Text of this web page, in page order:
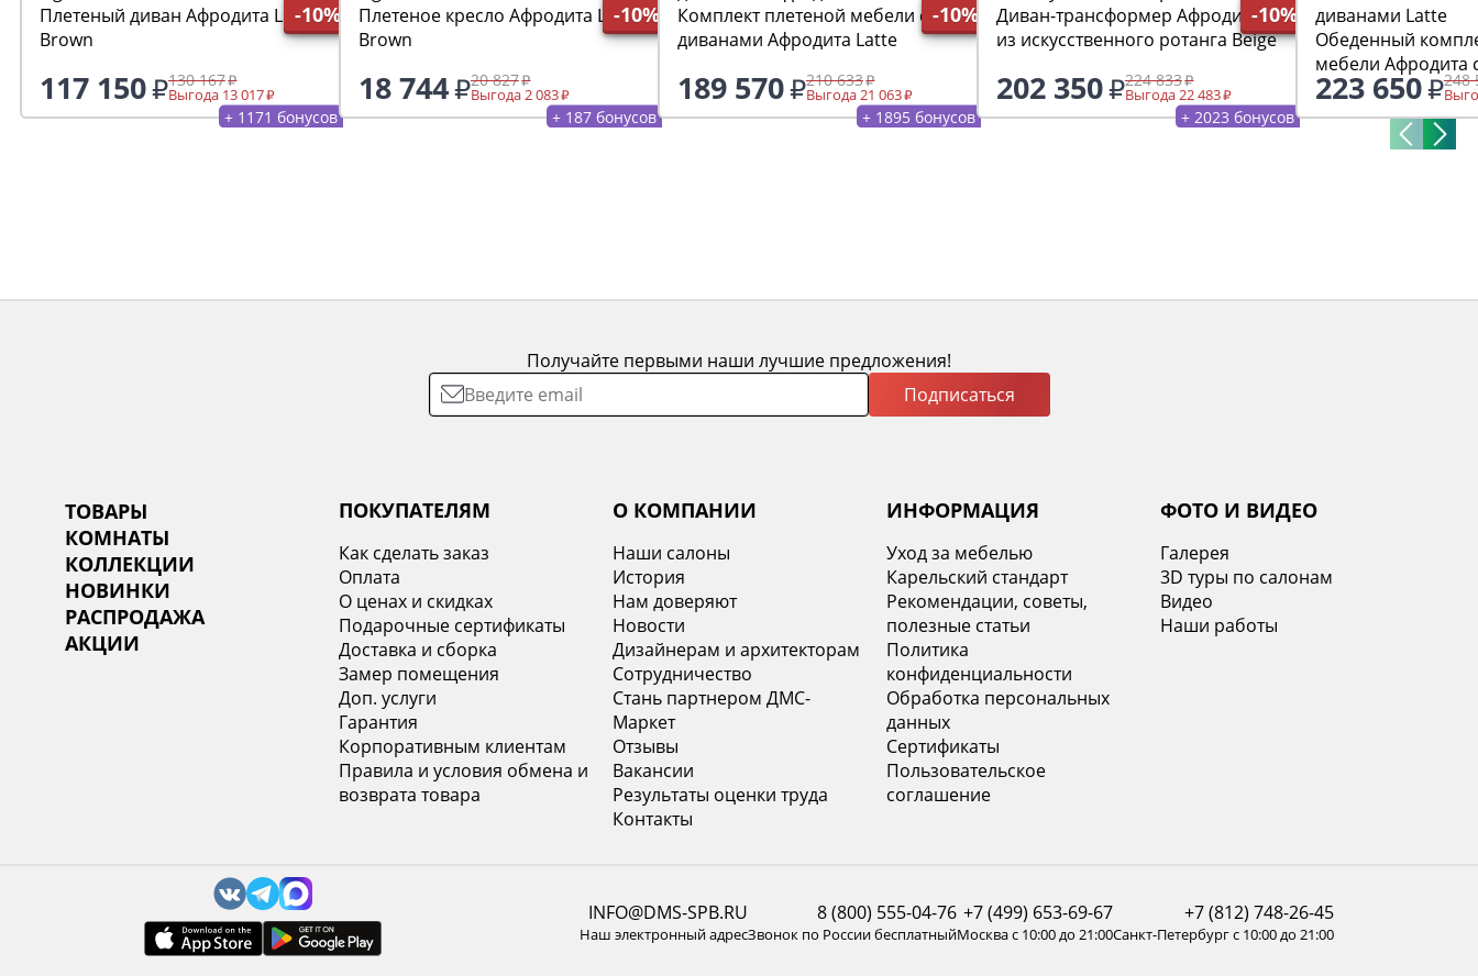
-10%
Плетеный диван Афродита Light
Brown
117 150 130 167
Выгода 13 017
+ 1171 бонусов
-10%
Плетеное кресло Афродита Light
Brown
18 744 20 827
Выгода 2 083
+ 187 бонусов
-10%
Комплект плетеной мебели с
диванами Афродита Latte
189 570 210 633
Выгода 21 063
+ 1895 бонусов
-10%
Диван-трансформер Афродита
из искусственного ротанга Beige
202 350 224 833
Выгода 22 483
+ 2023 бонусов
Обеденный
мебели Афродита с диванами
Latte
223 650 248
Получайте первыми наши лучшие предложения!
Подписаться
ТОВАРЫ
КОМНАТЫ
КОЛЛЕКЦИИ
НОВИНКИ
РАСПРОДАЖА
АКЦИИ
ПОКУПАТЕЛЯМ
Как сделать заказ
Оплата
О ценах и скидках
Подарочные сертификаты
Доставка и сборка
Замер помещения
Доп. услуги
Гарантия
Корпоративным клиентам
Правила и условия обмена и
возврата товара
О КОМПАНИИ
Наши салоны
История
Нам доверяют
Новости
Дизайнерам и архитекторам
Сотрудничество
Стань партнером ДМС-
Маркет
Отзывы
Вакансии
Результаты оценки труда
Контакты
ИНФОРМАЦИЯ
Уход за мебелью
Карельский стандарт
Рекомендации, советы,
полезные статьи
Политика
конфиденциальности
Обработка персональных
данных
Сертификаты
Пользовательское
соглашение
ФОТО И ВИДЕО
Галерея
3D туры по салонам
Видео
Наши работы
INFO@DMS-SPB.RU
Наш электронный адрес
8 (800) 555-04-76
Звонок по России бесплатный
+7 (499) 653-69-67
Москва с 10:00 до 21:00
+7 (812) 748-26-45
Санкт-Петербург с 10:00 до 21:00